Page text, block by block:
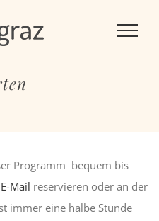
Programm bequem bis
E-Mail reservieren oder an der
immer eine halbe Stunde